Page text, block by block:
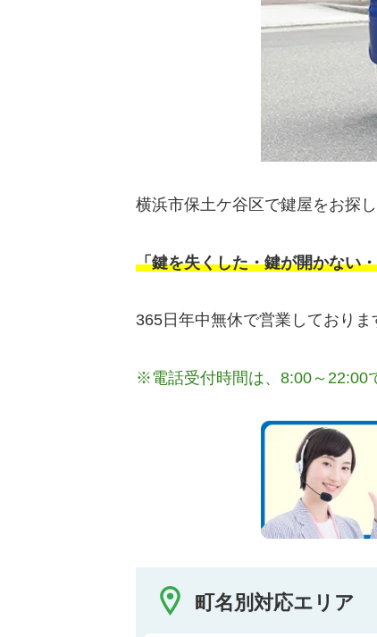
横浜市保土ケ谷区で鍵屋をお探
「鍵を失くした・鍵が開かない
365日年中無休で営業しており
※電話受付時間は、8:00～22:00
町名別対応エリア